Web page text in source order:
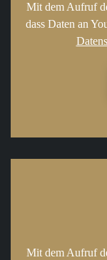
Mit dem Aufruf
dass Daten an
Mit dem Aufruf